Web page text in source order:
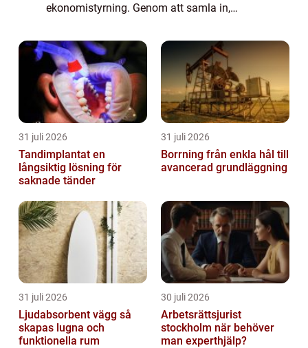
ekonomistyrning. Genom att samla in,
kan företag minska avfall, frigöra ...
31 juli 2026
Tandimplantat en
långsiktig lösning för
saknade tänder
31 juli 2026
Borrning från enkla hål till
avancerad grundläggning
31 juli 2026
Ljudabsorbent vägg så
skapas lugna och
funktionella rum
30 juli 2026
Arbetsrättsjurist
stockholm när behöver
man experthjälp?